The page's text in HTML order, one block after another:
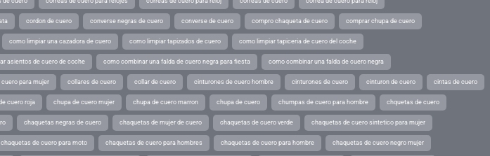
cordon de cuero converse negras de cuero converse de cuero compro chaqueta de cuero comprar chupa de cuero
como limpiar una cazadora de cuero como limpiar tapizados de cuero como limpiar tapiceria de cuero del coche
asientos de cuero de coche como combinar una falda de cuero negra para fiesta como combinar una falda de cuero negra
para mujer collares de cuero collar de cuero cinturones de cuero hombre cinturones de cuero cinturon de cuero cintas de cuero
cuero roja chupa de cuero mujer chupa de cuero marron chupa de cuero chumpas de cuero para hombre chquetas de cuero
chaquetas negras de cuero chaquetas de mujer de cuero chaquetas de cuero verde chaquetas de cuero sintetico para mujer
chaquetas de cuero para moto chaquetas de cuero para hombres chaquetas de cuero para hombre chaquetas de cuero negro mujer